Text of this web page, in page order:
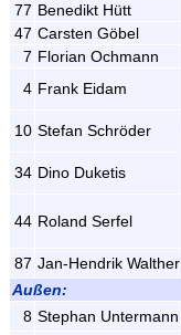
77 Benedikt Hütt
47 Carsten Göbel
7 Florian Ochmann
4 Frank Eidam
10 Stefan Schröder
34 Dino Duketis
44 Roland Serfel
87 Jan-Hendrik Walther
Außen:
8 Stephan Untermann